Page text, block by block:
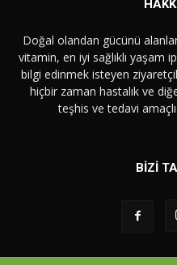
Doğal olandan gücünü
vitamin, en iyi sağlıklı yaşam
bilgi edinmek isteyen
hiçbir zaman hastalık ve
teşhis ve tedavi
BİZİ